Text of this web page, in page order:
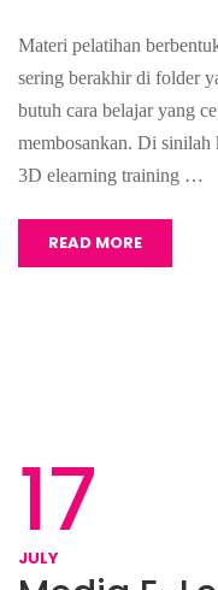
Materi pelatihan
sering berakhir di folder
butuh cara belajar yang
membosankan. Di sinilah
3D elearning training …
READ MORE
17
JULY